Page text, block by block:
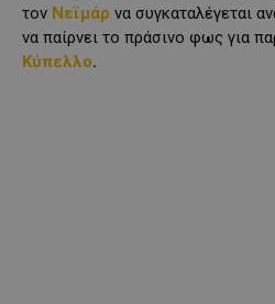
τον Νεϊμάρ να συγκαταλέγεται
να παίρνει το πράσινο φως για
Κύπελλο.